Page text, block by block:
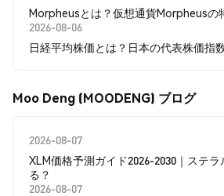
Morpheusとは？仮想通貨Morpheusの
2026-08-06
日経平均株価とは？日本の代表株価指
Moo Deng (MOODENG) ブログ
2026-08-07
XLM価格予測ガイド2026-2030｜ステ
る？
2026-08-07